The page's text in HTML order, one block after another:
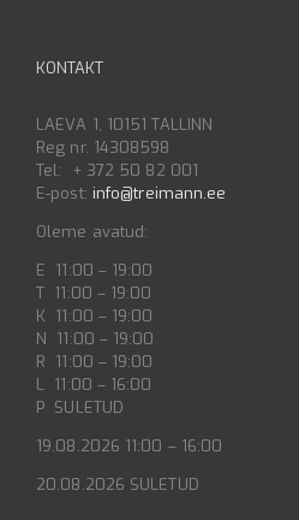
KONTAKT
LAEVA 1, 10151 TALLINN
Reg nr. 14308598
Tel: + 372 50 82 001
E-post: info@treimann.ee
Oleme avatud:
E 11:00 – 19:00
T 11:00 – 19:00
K 11:00 – 19:00
N 11:00 – 19:00
R 11:00 – 19:00
L 11:00 – 16:00
P SULETUD
19.08.2026 11:00 – 16:00
20.08.2026 SULETUD